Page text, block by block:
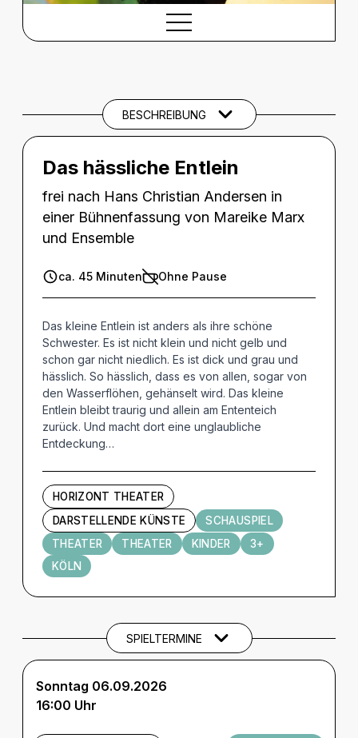
BESCHREIBUNG
Das hässliche Entlein
frei nach Hans Christian Andersen in
einer Bühnenfassung von Mareike Marx
und Ensemble
ca. 45 Minuten Ohne Pause
Das kleine Entlein ist anders als ihre schöne
Schwester. Es ist nicht klein und nicht gelb und
schon gar nicht niedlich. Es ist dick und grau und
hässlich. So hässlich, dass es von allen, sogar von
den Wasserflöhen, gehänselt wird. Das kleine
Entlein bleibt traurig und allein am Ententeich
zurück. Und macht dort eine unglaubliche
Entdeckung…
HORIZONT THEATER
DARSTELLENDE KÜNSTE
SCHAUSPIEL
THEATER
THEATER KINDER
3+
KÖLN
Termine und Tickets
SPIELTERMINE
Sonntag 06.09.2026
16:00 Uhr